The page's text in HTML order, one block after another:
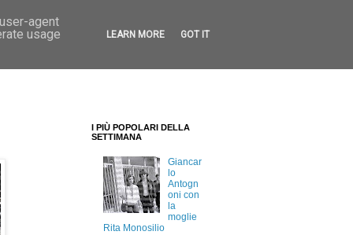
I PIÙ POPOLARI DELLA
SETTIMANA
Giancar
lo
Antogn
oni con
la
moglie
Rita Monosilio
agent
usage
LEARN MORE GOT IT